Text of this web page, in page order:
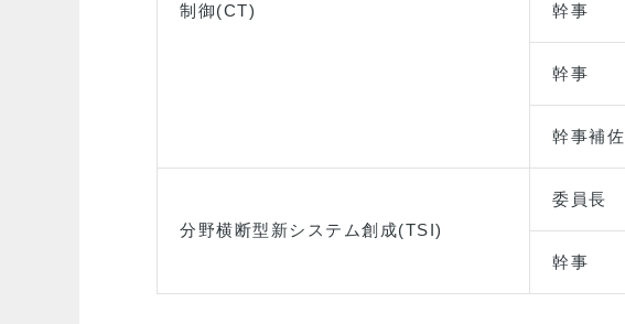
制御(CT) 幹事
幹事
幹事補佐
分野横断型新システム創成(TSI)
委員長
幹事